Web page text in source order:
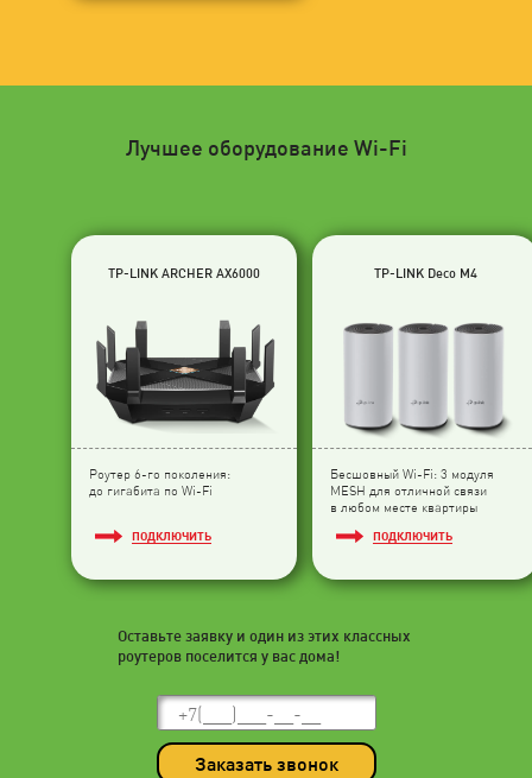
Лучшее оборудование Wi-Fi
TP-LINK ARCHER AX6000
Роутер 6-го поколения:
до гигабита по Wi-Fi
ПОДКЛЮЧИТЬ
TP-LINK Deco M4
Бесшовный Wi-Fi: 3 модуля
МESH для отличной связи
в любом месте квартиры
ПОДКЛЮЧИТЬ
Оставьте заявку и один из этих классных
роутеров поселится у вас дома!
Заказать звонок